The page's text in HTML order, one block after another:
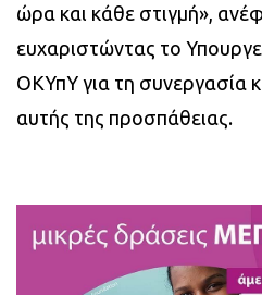
ώρα και κάθε στιγμή»,
ευχαριστώντας το
ΟΚΥπΥ για τη συνεργασία
αυτής της προσπάθειας.